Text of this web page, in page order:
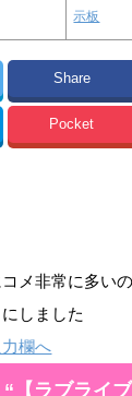
示板
Share
Pocket
メ非常に多い
しました
欄へ
ラブライブ